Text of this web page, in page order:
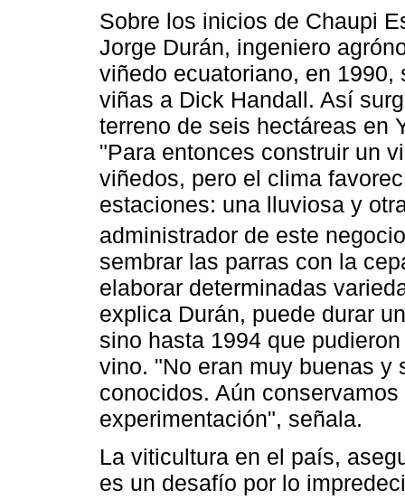
Sobre los inicios de Chaupi
Jorge Durán, ingeniero
viñedo ecuatoriano, en
viñas a Dick Handall. Así
terreno de seis hectáreas en
"Para entonces construir un
viñedos, pero el clima
estaciones: una lluviosa y
administrador de este
sembrar las parras con la
elaborar determinadas
explica Durán, puede durar
sino hasta 1994 que
vino. "No eran muy buenas y
conocidos. Aún
experimentación", señala.
La viticultura en el país,
es un desafío por lo